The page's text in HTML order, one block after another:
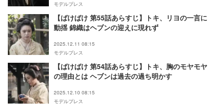
モデルプレス
【ばけばけ 第55話あらすじ】トキ、リヨの一言に
動揺 錦織はヘブンの迎えに現れず
2025.12.11 08:15
モデルプレス
【ばけばけ 第54話あらすじ】トキ、胸のモヤモヤ
の理由とは ヘブンは過去の過ち明かす
2025.12.10 08:15
モデルプレス